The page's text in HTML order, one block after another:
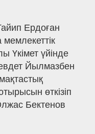
Ердоған
Үкімет үйінде
Йылмазбен
өткізіп
Бектенов